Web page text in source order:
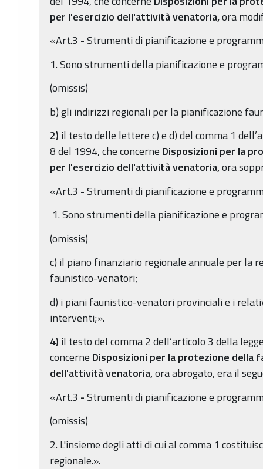
per l'esercizio dell'attività venatoria,ora
«Art.3 - Strumenti di pianificazione e
1. Sono strumenti della pianificazione e
(omissis)
b) gli indirizzi regionali per la pianificazione
2) il testo delle lettere c) e d) del comma 1
8 del 1994, che concerne Disposizioni per la
per l'esercizio dell'attività venatoria,ora
«Art.3 - Strumenti di pianificazione e
1. Sono strumenti della pianificazione e
(omissis)
c) il piano finanziario regionale annuale per la
faunistico-venatori;
d) i piani faunistico-venatori provinciali e i
interventi;».
4) il testo del comma 2 dell’articolo 3 della
concerne Disposizioni per la protezione della
dell'attività venatoria,ora abrogato, era il
«Art.3 -Strumenti di pianificazione e
(omissis)
2. L'insieme degli atti di cui al comma 1
regionale.».